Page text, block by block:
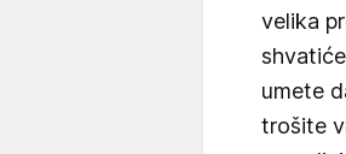
velika
umete
trošite